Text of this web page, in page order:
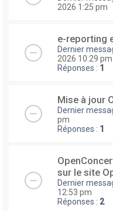
2026 1:25 pm
e-reporting
Dernier
2026 10:29 pm
Réponses : 1
Mise à jour
Dernier
pm
Réponses : 1
sur le site
Dernier
12:53 pm
Réponses : 2